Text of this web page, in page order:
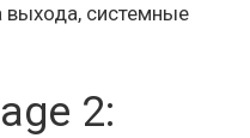
выхода, системные
2: